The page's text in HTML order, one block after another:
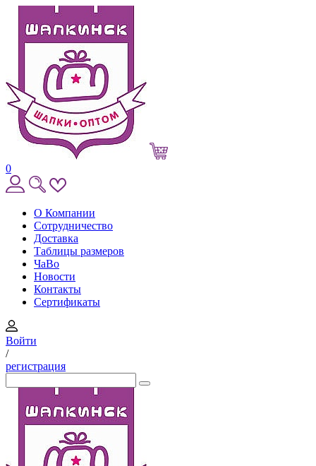
0
О Компании
Сотрудничество
Доставка
Таблицы размеров
ЧаВо
Новости
Контакты
Сертификаты
Войти
/
регистрация